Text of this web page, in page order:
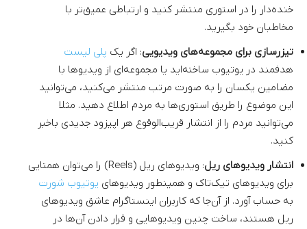
خنده‌دار را در استوری منتشر کنید و ارتباطی عمیق‌تر با
مخاطبان خود بگیرید.
تیزرسازی برای مجموعه‌های ویدیویی: اگر یک پلی لیست
هدفمند در یوتیوب ساخته‌اید یا مجموعه‌ای از ویدیوها با
مضامین یکسان را به صورت مرتب منتشر می‌کنید، می‌توانید
این موضوع را طریق استوری‌ها به مردم اطلاع دهید. مثلا
می‌توانید مردم را از انتشار قریب‌الوقوع هر اپیزود جدیدی باخبر
کنید.
انتشار ویدیوهای ریل
: ویدیوهای ریل (Reels) را می‌توان همتایی
برای ویدیوهای تیک‌تاک و همینطور ویدیوهای یوتیوب شورت
به حساب آورد. از آن‌جا که کاربران اینستاگرام عاشق ویدیوهای
ریل هستند، ساخت چنین ویدیوهایی و قرار دادن آن‌ها در